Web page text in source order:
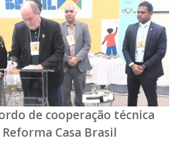
de cooperação técnica
Casa Brasil